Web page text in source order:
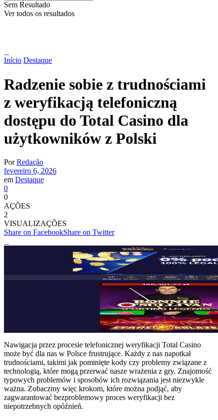
Sem Resultado
Ver todos os resultados
Início Destaque
Radzenie sobie z trudnościami
z weryfikacją telefoniczną
dostępu do Total Casino dla
użytkowników z Polski
Por Redação
fevereiro 6, 2026
em Destaque
0
0
AÇÕES
2
VISUALIZAÇÕES
Share on FacebookShare on Twitter
Nawigacja przez procesie telefonicznej weryfikacji Total Casino
może być dla nas w Polsce frustrujące. Każdy z nas napotkał
trudnościami, takimi jak pominięte kody czy problemy związane z
technologią, które mogą przerwać nasze wrażenia z gry. Znajomość
typowych problemów i sposobów ich rozwiązania jest niezwykle
ważna. Zobaczmy więc krokom, które można podjąć, aby
zagwarantować bezproblemowy proces weryfikacji bez
niepotrzebnych opóźnień.